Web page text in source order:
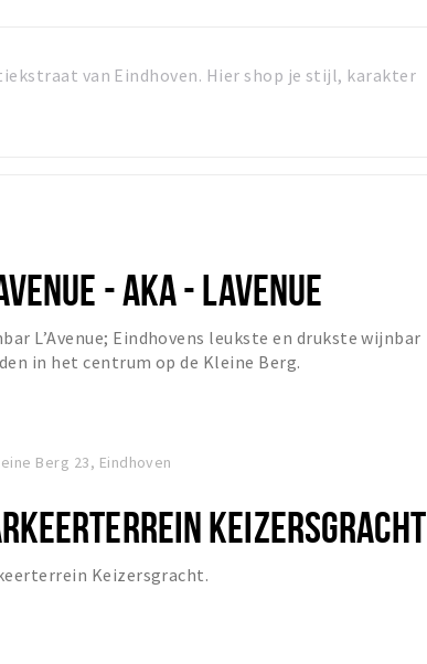
van Eindhoven. Hier shop je stijl, karakter
- AKA - LAVENUE
L’Avenue; Eindhovens leukste en drukste wijnbar
in het centrum op de Kleine Berg.
Berg 23, Eindhoven
KEIZERSGRACHT
Keizersgracht.